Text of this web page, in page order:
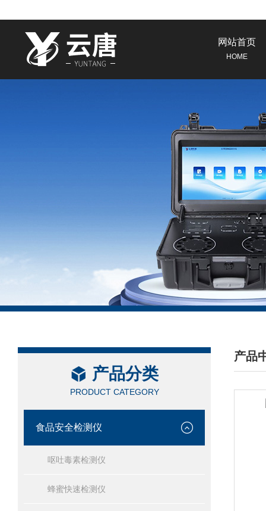
网站首页
HOME
产品分类
PRODUCT CATEGORY
食品安全检测仪
呕吐毒素检测仪
蜂蜜快速检测仪
产品
/